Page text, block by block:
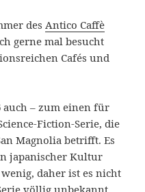
desAntico Caffè
gerne mal besucht
Cafés und
auch – zum einen für
Fiction-Serie, die
Magnolia betrifft. Es
japanischer Kultur
daher ist es nicht